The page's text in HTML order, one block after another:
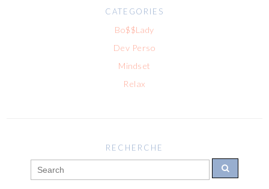
CATEGORIES
Bo$$Lady
Dev Perso
Mindset
Relax
RECHERCHE